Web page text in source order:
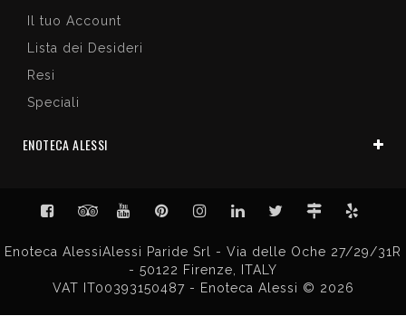
Il tuo Account
Lista dei Desideri
Resi
Speciali
ENOTECA ALESSI
Enoteca AlessiAlessi Paride Srl - Via delle Oche 27/29/31R
- 50122 Firenze, ITALY
VAT IT00393150487 - Enoteca Alessi © 2026